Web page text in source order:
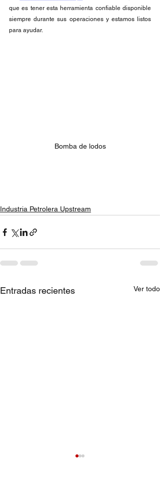
que es tener esta herramienta confiable disponible
siempre durante sus operaciones y estamos listos
para ayudar.
Bomba de lodos
Industria Petrolera Upstream
Entradas recientes Ver todo